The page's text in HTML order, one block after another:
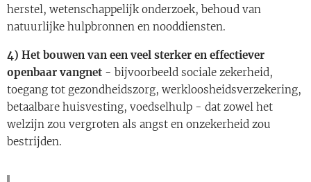
herstel, wetenschappelijk onderzoek, behoud van
natuurlijke hulpbronnen en nooddiensten.
4) Het bouwen van een veel sterker en effectiever
openbaar vangnet - bijvoorbeeld sociale zekerheid,
toegang tot gezondheidszorg, werkloosheidsverzekering,
betaalbare huisvesting, voedselhulp - dat zowel het
welzijn zou vergroten als angst en onzekerheid zou
bestrijden.